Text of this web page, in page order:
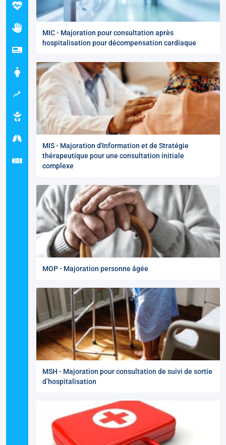
MIC - Majoration pour consultation après
hospitalisation pour décompensation cardiaque
MIS - Majoration d'Information et de Stratégie
thérapeutique pour une consultation initiale
complexe
MOP - Majoration personne âgée
MSH - Majoration pour consultation de suivi de sortie
d’hospitalisation